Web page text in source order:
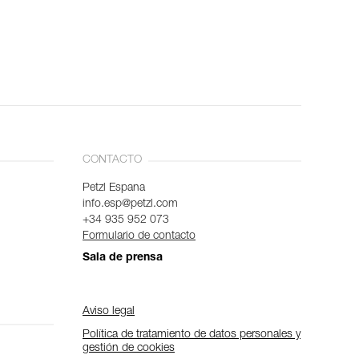
CONTACTO
Petzl Espana
info.esp@petzl.com
+34 935 952 073
Formulario de contacto
Sala de prensa
Aviso legal
Política de tratamiento de datos personales y
gestión de cookies